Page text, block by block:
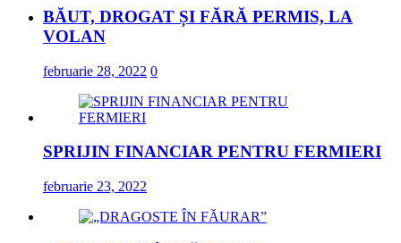
BĂUT, DROGAT ȘI FĂRĂ PERMIS, LA
VOLAN
februarie 28, 2022 0
SPRIJIN FINANCIAR PENTRU FERMIERI
februarie 23, 2022